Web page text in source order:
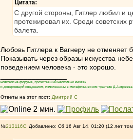
Цитата:
С другой стороны, Гитлер любил и
протежировал их. Среди советских
балета.
Любовь Гитлера к Вагнеру не отменяет
Показывать через образы искусства
поведением человека - это хорошо.
новичок на форуме, прочитавший несколько книжек
и доверяющий сведениям, изложенным в метафизическом трактате
Ответы на этот пост: Дмитрий С
№213116 Добавлено: Сб 16 Авг 14, 01:20 (12 лет